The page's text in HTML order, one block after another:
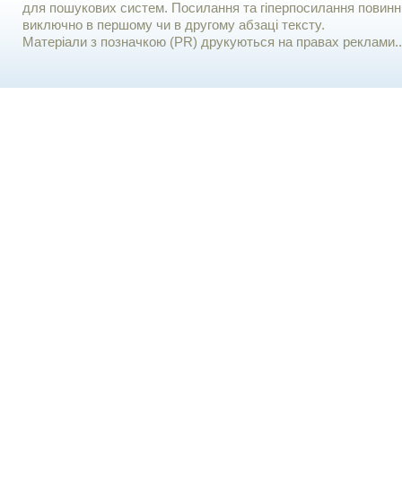
для пошукових систем. Посилання та гіперпосилання
виключно в першому чи в другому абзаці тексту.
Матеріали з позначкою (PR) друкуються на правах реклами..